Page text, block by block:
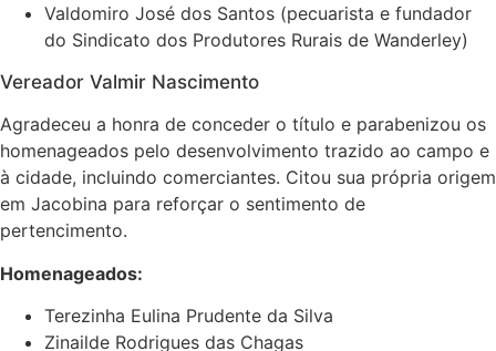
Valdomiro José dos Santos (pecuarista e fundador
do Sindicato dos Produtores Rurais de Wanderley)
Vereador Valmir Nascimento
Agradeceu a honra de conceder o título e parabenizou os
homenageados pelo desenvolvimento trazido ao campo e
à cidade, incluindo comerciantes. Citou sua própria origem
em Jacobina para reforçar o sentimento de
pertencimento.
Homenageados:
Terezinha Eulina Prudente da Silva
Zinailde Rodrigues das Chagas